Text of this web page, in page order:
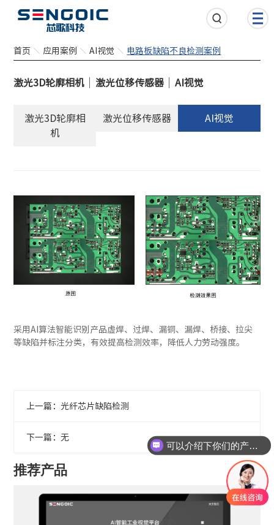
首页 应用案例 AI视觉 电路板缺陷不良检测案例
激光3D轮廓相机 激光位移传感器 AI视觉
激光3D轮廓相
机
激光位移传感器 AI视觉
采用AI算法智能识别产品虚焊、过焊、漏铜、漏焊、桥接、拉尖
等缺陷并标注分类，有效提高检测效率，降低人力劳动强度。
上一篇：光纤芯片缺陷检测
下一篇：无
推荐产品
可以介绍下你们的产品么